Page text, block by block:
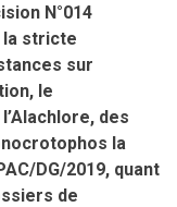
N°014
la stricte
sur
le
des
la
DG/2019, quant
de